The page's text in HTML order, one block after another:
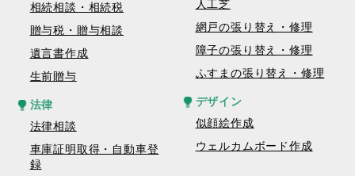
相続相談・相続税
贈与税・贈与相談
遺言書作成
生前贈与
法律
法律相談
車庫証明取得・自動車登
録
人工芝
網戸の張り替え・修理
障子の張り替え・修理
ふすまの張り替え・修理
デザイン
似顔絵作成
ウェルカムボード作成